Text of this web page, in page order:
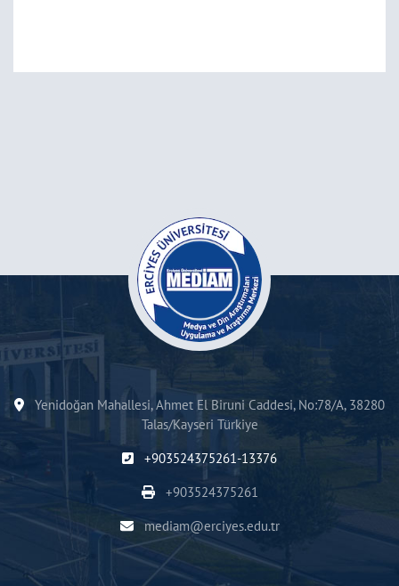
Yenidoğan Mahallesi, Ahmet El Biruni Caddesi, No:78/A, 38280
Talas/Kayseri Türkiye
+903524375261-13376
+903524375261
mediam@erciyes.edu.tr